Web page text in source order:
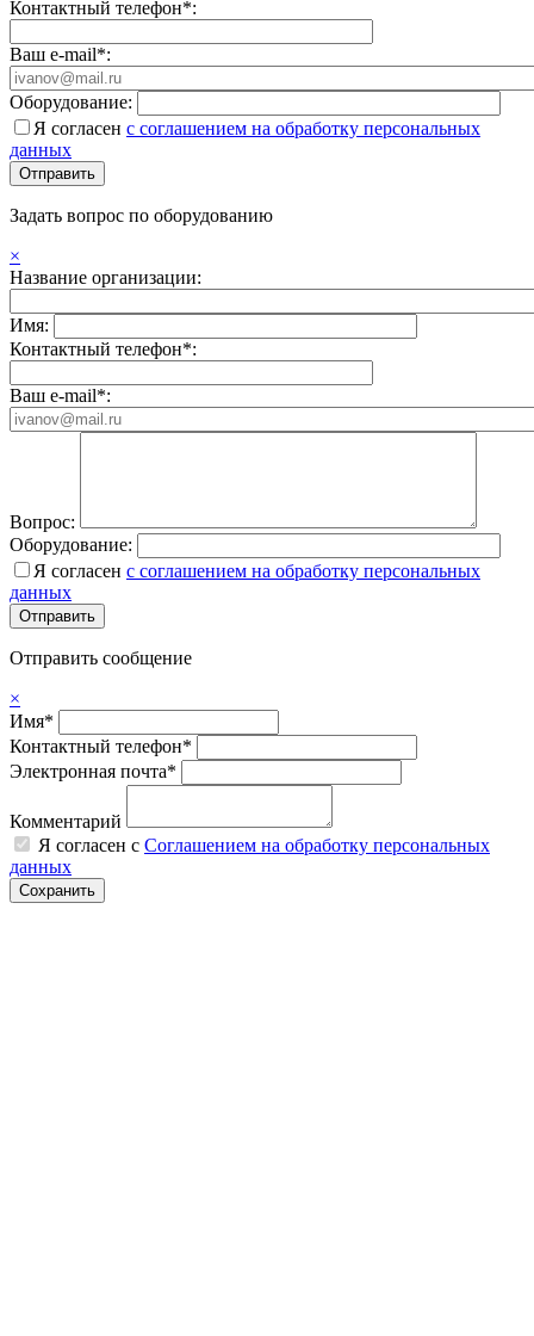
Контактный телефон*:
Ваш e-mail*:
Оборудование:
Я согласен с соглашением на обработку персональных
данных
Задать вопрос по оборудованию
×
Название организации:
Имя:
Контактный телефон*:
Ваш e-mail*:
Вопрос:
Оборудование:
Я согласен с соглашением на обработку персональных
данных
Отправить сообщение
×
Имя*
Контактный телефон*
Электронная почта*
Комментарий
Я согласен с Соглашением на обработку персональных
данных